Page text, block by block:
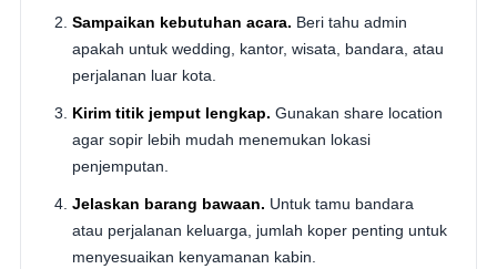
Sampaikan kebutuhan acara. Beri tahu admin
apakah untuk wedding, kantor, wisata, bandara, atau
perjalanan luar kota.
Kirim titik jemput lengkap. Gunakan share location
agar sopir lebih mudah menemukan lokasi
penjemputan.
Jelaskan barang bawaan. Untuk tamu bandara
atau perjalanan keluarga, jumlah koper penting untuk
menyesuaikan kenyamanan kabin.